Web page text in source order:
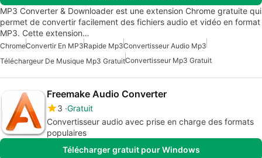
MP3 Converter & Downloader est une extension Chrome gratuite qui
permet de convertir facilement des fichiers audio et vidéo en format
MP3. Cette extension…
ChromeConvertir En MP3Rapide Mp3Convertisseur Audio Mp3
Téléchargeur De Musique Mp3 GratuitConvertisseur Mp3 Gratuit
Freemake Audio Converter
3 Gratuit
Convertisseur audio avec prise en charge des formats
populaires
Télécharger gratuit pour Windows